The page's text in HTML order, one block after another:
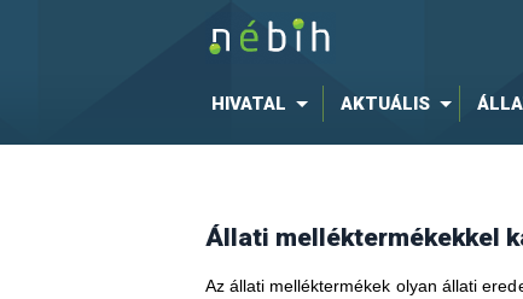
HIVATAL AKTUÁLIS
Állati melléktermékekkel
Az állati melléktermékek olyan állati
Állati melléktermékkel